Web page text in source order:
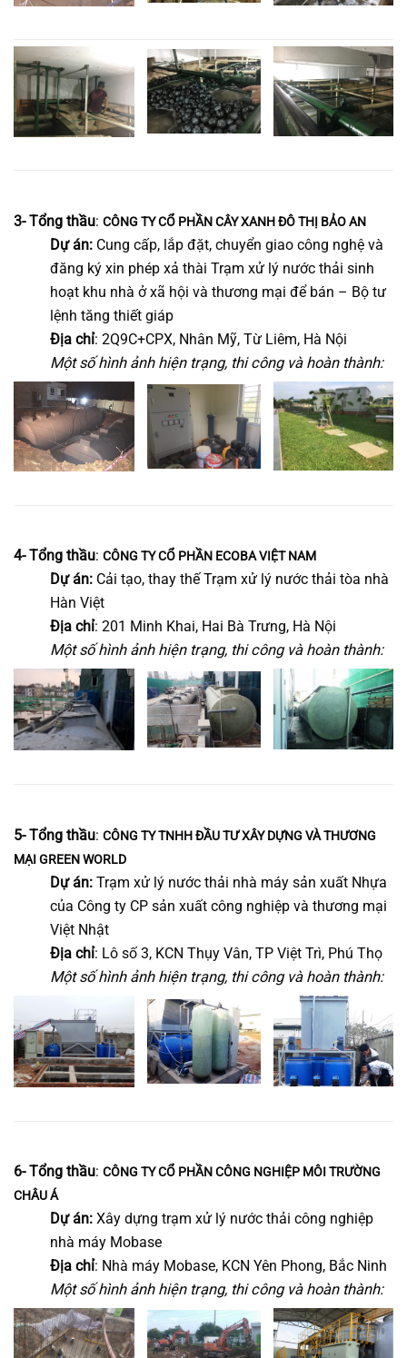
3- Tổng thầu: CÔNG TY CỔ PHẦN CÂY XANH ĐÔ THỊ BẢO AN
Dự án: Cung cấp, lắp đặt, chuyển giao công nghệ và
đăng ký xin phép xả thài Trạm xử lý nước thải sinh
hoạt khu nhà ở xã hội và thương mại để bán – Bộ tư
lệnh tăng thiết giáp
Địa chỉ: 2Q9C+CPX, Nhân Mỹ, Từ Liêm, Hà Nội
Một số hình ảnh hiện trạng, thi công và hoàn thành:
4- Tổng thầu: CÔNG TY CỔ PHẦN ECOBA VIỆT NAM
Dự án: Cải tạo, thay thế Trạm xử lý nước thải tòa nhà
Hàn Việt
Địa chỉ: 201 Minh Khai, Hai Bà Trưng, Hà Nội
Một số hình ảnh hiện trạng, thi công và hoàn thành:
5- Tổng thầu: CÔNG TY TNHH ĐẦU TƯ XÂY DỰNG VÀ THƯƠNG
MẠI GREEN WORLD
Dự án: Trạm xử lý nước thải nhà máy sản xuất Nhựa
của Công ty CP sản xuất công nghiệp và thương mại
Việt Nhật
Địa chỉ: Lô số 3, KCN Thụy Vân, TP Việt Trì, Phú Thọ
Một số hình ảnh hiện trạng, thi công và hoàn thành:
6- Tổng thầu: CÔNG TY CỔ PHẦN CÔNG NGHIỆP MÔI TRƯỜNG
CHÂU Á
Dự án: Xây dựng trạm xử lý nước thải công nghiệp
nhà máy Mobase
Địa chỉ: Nhà máy Mobase, KCN Yên Phong, Bắc Ninh
Một số hình ảnh hiện trạng, thi công và hoàn thành: